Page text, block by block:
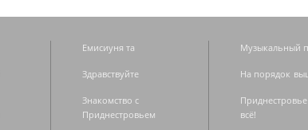
Емисиуня та
Здравствуйте
Знакомство с
Приднестровьем
Музыкальный
На порядок
всё!